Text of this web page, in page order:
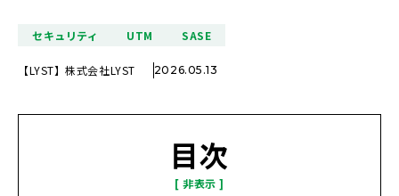
セキュリティ UTM SASE
【LYST】株式会社LYST 2026.05.13
目次